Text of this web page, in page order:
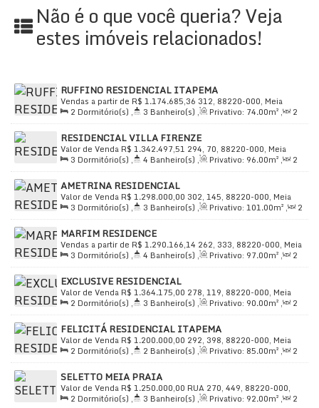
Não é o que você queria? Veja
estes imóveis relacionados!
RUFFINO RESIDENCIAL ITAPEMA
R$ 1.174.685,36
Vendas a partir de
312, 88220-000, Meia
Praia, Itapema, Santa Catarina, Brasil
2 Dormitório(s) , 3 Banheiro(s) , Privativo: 74.00m² ,
2
Sala(s) , 2Suíte(s) , Total:99.00m², 1 Vaga(s),
Útil:
74.00m²
RESIDENCIAL VILLA FIRENZE
R$ 1.342.497,51
Valor de Venda
294, 70, 88220-000, Meia
Praia, Itapema, Santa Catarina, Brasil
3 Dormitório(s) , 4 Banheiro(s) , Privativo: 96.00m² ,
2
Sala(s) , 2Suíte(s) , Total:142.00m² , 2Vaga(s) ,
Útil:
96.00m²
AMETRINA RESIDENCIAL
R$ 1.298.000,00
Valor de Venda
302, 145, 88220-000, Meia
Praia, Itapema, Santa Catarina, Brasil
3 Dormitório(s) , 3 Banheiro(s) , Privativo: 101.00m² ,
2
Sala(s) , 2Suíte(s) , Total:170.00m² , 2Vaga(s) ,
380m
Distância do Mar, Útil:101
MARFIM RESIDENCE
R$ 1.290.166,14
Vendas a partir de
262, 333, 88220-000, Meia
Praia, Itapema, Santa Catarina, Brasil
3 Dormitório(s) , 4 Banheiro(s) , Privativo: 97.00m² ,
2
Sala(s) , 3Suíte(s) , Total:122.00m² , 2Vaga(s) ,
Útil:
97.00m²
EXCLUSIVE RESIDENCIAL
R$ 1.364.175,00
Valor de Venda
278, 119, 88220-000, Meia
Praia, Itapema, Santa Catarina, Brasil
2 Dormitório(s) , 3 Banheiro(s) , Privativo: 90.00m² ,
2
Sala(s) , 2Suíte(s) , Total:99.00m², 2 Vaga(s), 300m
Distância do Mar, Útil:90.00 m²
FELICITÁ RESIDENCIAL ITAPEMA
R$ 1.200.000,00
Valor de Venda
292, 398, 88220-000, Meia
Praia, Itapema, Santa Catarina, Brasil
2 Dormitório(s) , 2 Banheiro(s) , Privativo: 85.00m² ,
2
Sala(s) , 1Suíte(s) , Total:99.00m², 2 Vaga(s),
Útil:
85.00m²
SELETTO MEIA PRAIA
R$ 1.250.000,00
Valor de Venda
RUA 270, 449, 88220-000,
Meia Praia, Itapema, Santa Catarina, Brasil
2 Dormitório(s) , 3 Banheiro(s) , Privativo: 92.00m² ,
2